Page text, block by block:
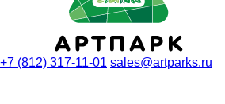
+7 (812) 317-11-01 sales@artparks.ru